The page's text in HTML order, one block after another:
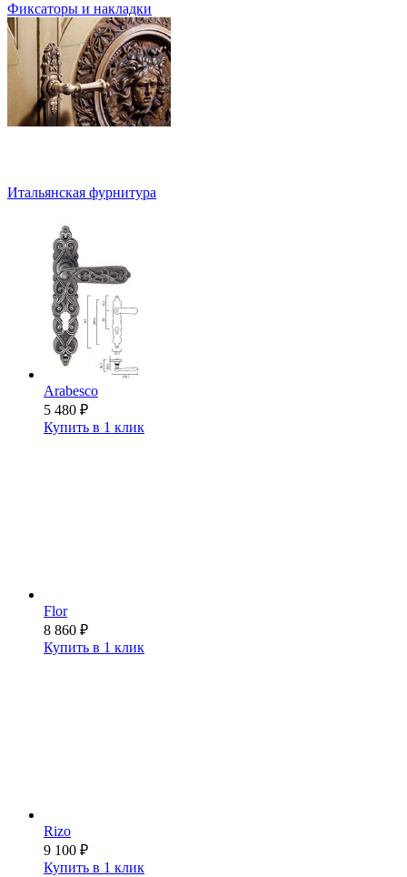
Фиксаторы и накладки
Итальянская фурнитура
Arabesco
5 480 ₽
Купить в 1 клик
Flor
8 860 ₽
Купить в 1 клик
Rizo
9 100 ₽
Купить в 1 клик